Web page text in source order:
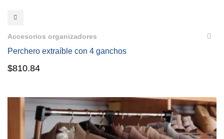
Accesorios organizadores
Perchero extraíble con 4 ganchos
$810.84